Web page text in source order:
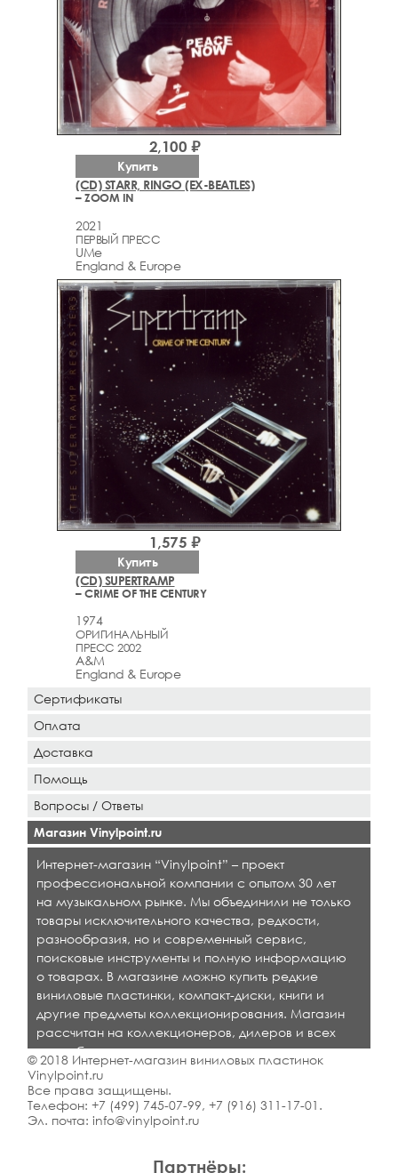
(CD) STARR, RINGO (EX-BEATLES)
– ZOOM IN
2021
ПЕРВЫЙ ПРЕСС
UMe
England & Europe
2,100 ₽
Купить
(CD) SUPERTRAMP
– CRIME OF THE CENTURY
1974
ОРИГИНАЛЬНЫЙ
ПРЕСС 2002
A&M
England & Europe
1,575 ₽
Купить
Партнёры:
Сертификаты
Оплата
Доставка
Помощь
Вопросы / Ответы
Магазин Vinylpoint.ru
Интернет-магазин “Vinylpoint” – проект
профессиональной компании с опытом 30 лет
на музыкальном рынке. Мы объединили не только
товары исключительного качества, редкости,
разнообразия, но и современный сервис,
поисковые инструменты и полную информацию
о товарах. В магазине можно купить редкие
виниловые пластинки, компакт-диски, книги и
другие предметы коллекционирования. Магазин
рассчитан на коллекционеров, дилеров и всех
кто любит качественную музыку.
© 2018 Интернет-магазин виниловых пластинок
Vinylpoint.ru
Все права защищены.
Телефон: +7 (499) 745-07-99, +7 (916) 311-17-01 .
Эл. почта: info@vinylpoint.ru